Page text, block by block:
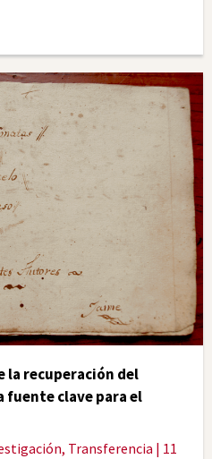
la recuperación del
fuente clave para el
, Transferencia | 11